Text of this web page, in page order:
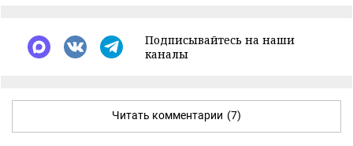
Подписывайтесь на наши
каналы
Читать комментарии (7)